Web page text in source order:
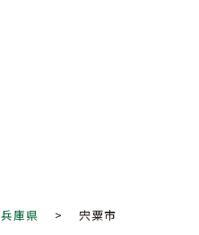
兵庫県 > 宍粟市